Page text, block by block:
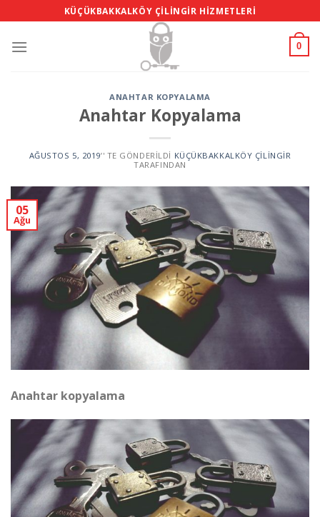
to
content
KÜÇÜKBAKKALKÖY ÇILINGIR HIZMETLERI
0
ANAHTAR KOPYALAMA
Anahtar Kopyalama
AĞUSTOS 5, 2019’' TE GÖNDERILDI KÜÇÜKBAKKALKÖY ÇILINGIR
TARAFINDAN
05
Ağu
Anahtar kopyalama